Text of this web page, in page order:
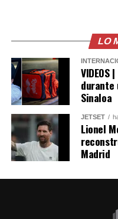
https://
— Blog
México
August 5,
la víctima era un
LO
durante
Sinaloa
JETSET
Lionel
Madrid